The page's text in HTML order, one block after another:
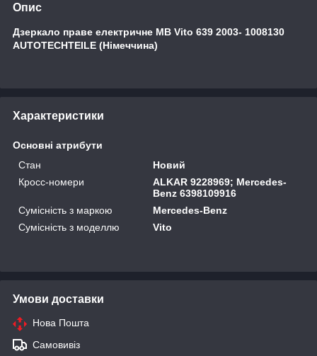
Опис
Дзеркало праве електричне MB Vito 639 2003- 1008130
AUTOTECHTEILE (Німеччина)
Характеристики
Основні атрибути
Стан
Новий
Кросс-номери
ALKAR 9228969; Mercedes-
Benz 6398109916
Сумісність з маркою
Mercedes-Benz
Сумісність з моделлю
Vito
Умови доставки
Нова Пошта
Самовивіз